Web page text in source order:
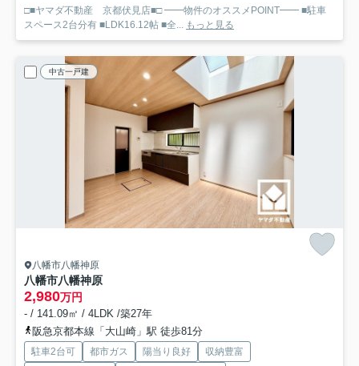
□■ヤマダ不動産 京都伏見店■□ ━━物件のオススメPOINT━━ ■駐車
スペース2台分有 ■LDK16.12帖 ■全... もっと見る
中古一戸建
八幡市八幡神原
八幡市八幡神原
2,980万円
- / 141.09㎡ / 4LDK /築27年
阪急京都本線「大山崎」駅 徒歩81分
駐車2台可 都市ガス 陽当り良好
収納豊富